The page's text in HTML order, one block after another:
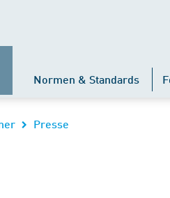
Normen & Standards
Presse